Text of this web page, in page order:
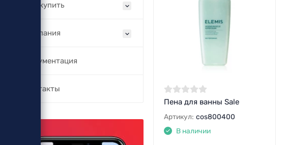
Как купить
Компания
Документация
Контакты
Пена для ванны Sale
Артикул: cos800400
В наличии